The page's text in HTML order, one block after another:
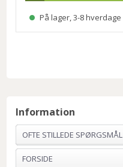
På lager, 3-8 hverdage
Information
OFTE STILLEDE SPØRGSMÅL
FORSIDE